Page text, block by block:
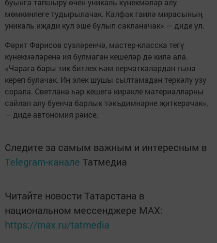
мөмкинлеге тудырылачак. Калфак гаилә мирасының
уникаль иҗади кул эше булып сакланачак» — диде ул.
Фәрит Фарисов сүзләренчә, мастер-класска тегү
күнекмәләренә ия булмаган кешеләр дә килә ала.
«Чарага бары тик битлек һәм перчаткалардан гына
кереп булачак. Иң элек шушы сылтамадан теркәлү узу
сорала. Светлана һәр кешегә кирәкле материалларны
сайлап алу буенча барлык тәкъдимнәрне җиткерәчәк»,
— диде автономия рәисе.
Следите за самым важным и интересным в
Telegram-канале Татмедиа
Читайте новости Татарстана в
национальном мессенджере MАХ:
https://max.ru/tatmedia